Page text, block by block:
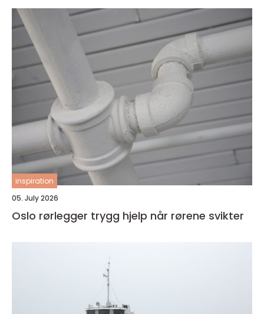
inspiration
05. July 2026
Oslo rørlegger trygg hjelp når rørene svikter